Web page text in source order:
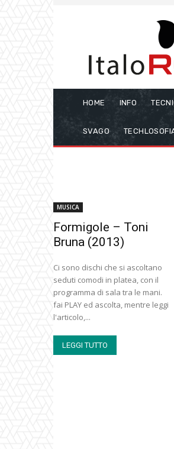
HOME INFO
SVAGO
MUSICA
Formigole – Toni
Bruna (2013)
Ci sono dischi che si ascoltano
seduti comodi in platea, con il
programma di sala tra le mani.
fai PLAY ed ascolta, mentre leggi
l'articolo,...
LEGGI TUTTO